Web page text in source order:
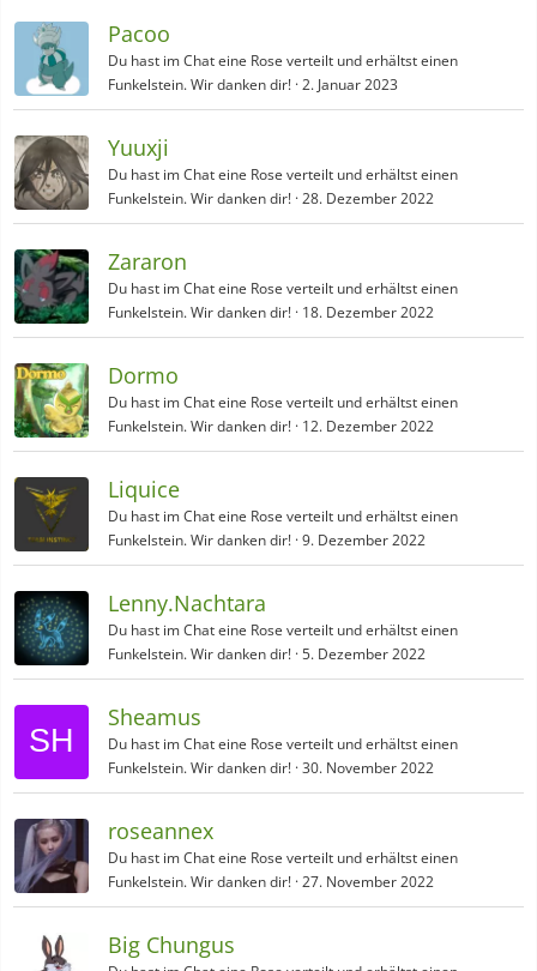
Pacoo
Du hast im Chat eine Rose verteilt und erhältst einen
Funkelstein. Wir danken dir! 2. Januar 2023
Yuuxji
Du hast im Chat eine Rose verteilt und erhältst einen
Funkelstein. Wir danken dir! 28. Dezember 2022
Zararon
Du hast im Chat eine Rose verteilt und erhältst einen
Funkelstein. Wir danken dir! 18. Dezember 2022
Dormo
Du hast im Chat eine Rose verteilt und erhältst einen
Funkelstein. Wir danken dir! 12. Dezember 2022
Liquice
Du hast im Chat eine Rose verteilt und erhältst einen
Funkelstein. Wir danken dir! 9. Dezember 2022
Lenny.Nachtara
Du hast im Chat eine Rose verteilt und erhältst einen
Funkelstein. Wir danken dir! 5. Dezember 2022
Sheamus
Du hast im Chat eine Rose verteilt und erhältst einen
Funkelstein. Wir danken dir! 30. November 2022
roseannex
Du hast im Chat eine Rose verteilt und erhältst einen
Funkelstein. Wir danken dir! 27. November 2022
Big Chungus